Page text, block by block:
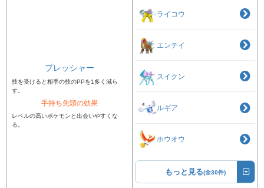
プレッシャー
技を受けると相手の技のPPを1多く減ら
す。
手持ち先頭の効果
レベルの高いポケモンと出会いやすくな
る。
ライコウ
エンテイ
スイクン
ルギア
ホウオウ
もっと見る(全30件)